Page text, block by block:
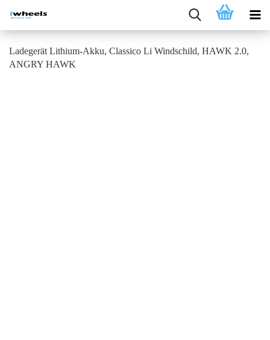
Ladegerät Lithium-Akku, Classico Li Windschild, HAWK 2.0,
ANGRY HAWK